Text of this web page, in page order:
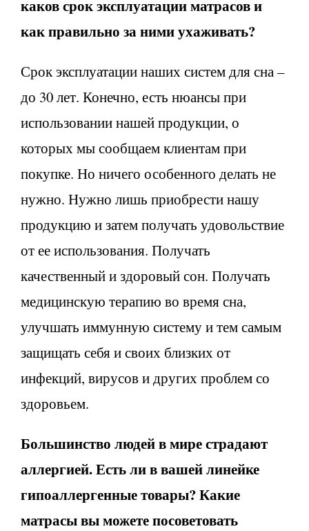
каков срок эксплуатации матрасов и
как правильно за ними ухаживать?
Срок эксплуатации наших систем для сна –
до 30 лет. Конечно, есть нюансы при
использовании нашей продукции, о
которых мы сообщаем клиентам при
покупке. Но ничего особенного делать не
нужно. Нужно лишь приобрести нашу
продукцию и затем получать удовольствие
от ее использования. Получать
качественный и здоровый сон. Получать
медицинскую терапию во время сна,
улучшать иммунную систему и тем самым
защищать себя и своих близких от
инфекций, вирусов и других проблем со
здоровьем.
Большинство людей в мире страдают
аллергией. Есть ли в вашей линейке
гипоаллергенные товары? Какие
матрасы вы можете посоветовать